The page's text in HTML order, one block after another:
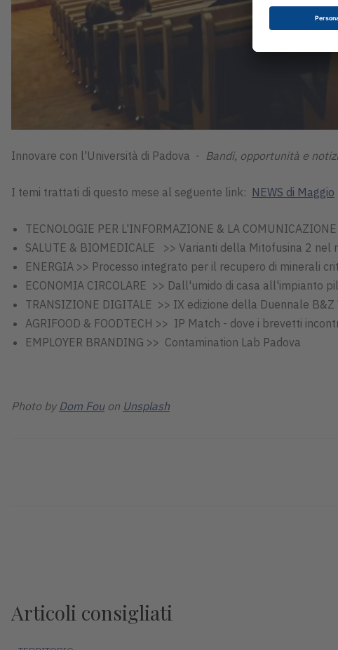
Innovare con l'Università di Padova - Bandi, opportunità e
I temi trattati di questo mese al seguente link: NEWS di Maggio
TECNOLOGIE PER L'INFORMAZIONE & LA
SALUTE & BIOMEDICALE >> Varianti della Mitofusina 2
ENERGIA >> Processo integrato per il recupero di minerali
ECONOMIA CIRCOLARE >> Dall'umido di casa all'impianto
TRANSIZIONE DIGITALE >> IX edizione della Duennale B&Z
AGRIFOOD & FOODTECH >> IP Match - dove i brevetti
EMPLOYER BRANDING >> Contamination Lab Padova
Photo by Dom Fouon Unsplash
Articoli consigliati